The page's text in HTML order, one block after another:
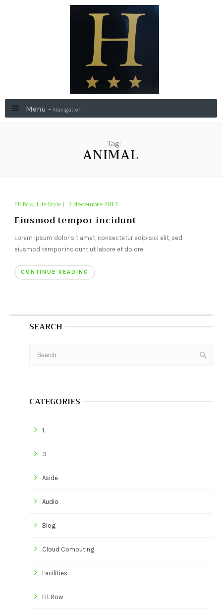
Menu - Navigation
Tag:
ANIMAL
Fit Row, Life Style| 3 décembre 2013
Eiusmod tempor incidunt
Lorem ipsum dolor sit amet, consectetur adipisici elit, sed
eiusmod tempor incidunt ut labore et dolore...
CONTINUE READING
SEARCH
CATEGORIES
1
3
Aside
Audio
Blog
Cloud Computing
Facilities
Fit Row